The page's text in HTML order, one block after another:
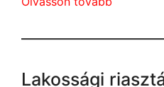
Lakossági